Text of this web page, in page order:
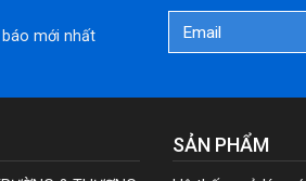
mới nhất
SẢN PHẨM